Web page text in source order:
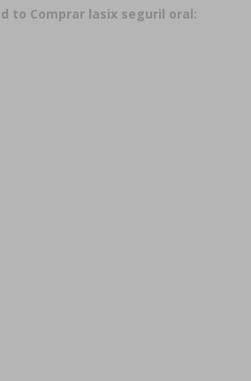
to Comprar lasix seguril oral: